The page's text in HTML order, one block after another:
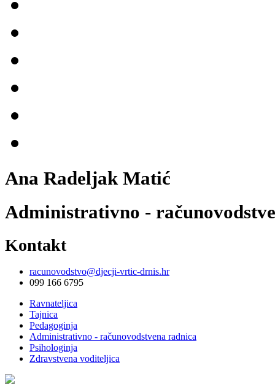
Ana Radeljak Matić
Administrativno -
Kontakt
racunovodstvo@djecji-vrtic-drnis.hr
099 166 6795
Ravnateljica
Tajnica
Pedagoginja
Administrativno - računovodstvena radnica
Psihologinja
Zdravstvena voditeljica